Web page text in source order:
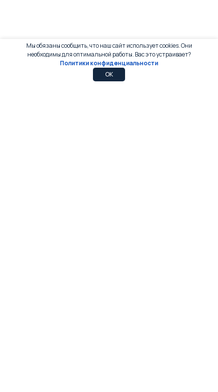
Мы обязаны сообщить, что наш сайт использует cookies. Они
необходимы для оптимальной работы. Вас это устраивает?
Политики конфиденциальности
OK